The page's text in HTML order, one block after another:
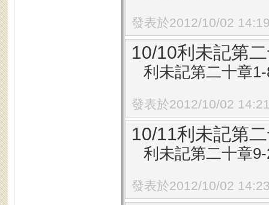
發表於2012/10/02
10/10利未記第
利未記第二十章
發表於2012/10/02
10/11利未記第
利未記第二十章
發表於2012/10/02